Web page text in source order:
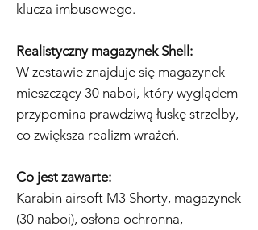
klucza imbusowego.
Realistyczny magazynek Shell:
W zestawie znajduje się magazynek
mieszczący 30 naboi, który wyglądem
przypomina prawdziwą łuskę strzelby,
co zwiększa realizm wrażeń.
Co jest zawarte:
Karabin airsoft M3 Shorty, magazynek
(30 naboi), osłona ochronna,